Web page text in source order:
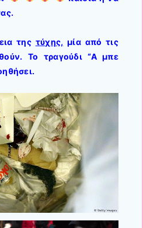
της τύχης, μία από τις
Το τραγούδι “Α μπε